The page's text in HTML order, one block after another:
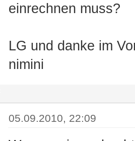
einrechnen muss?
LG und danke im
nimini
05.09.2010, 22:09